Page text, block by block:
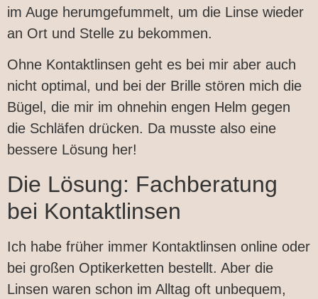
im Auge herumgefummelt, um die Linse wieder
an Ort und Stelle zu bekommen.
Ohne Kontaktlinsen geht es bei mir aber auch
nicht optimal, und bei der Brille stören mich die
Bügel, die mir im ohnehin engen Helm gegen
die Schläfen drücken. Da musste also eine
bessere Lösung her!
Die Lösung: Fachberatung
bei Kontaktlinsen
Ich habe früher immer Kontaktlinsen online oder
bei großen Optikerketten bestellt. Aber die
Linsen waren schon im Alltag oft unbequem,